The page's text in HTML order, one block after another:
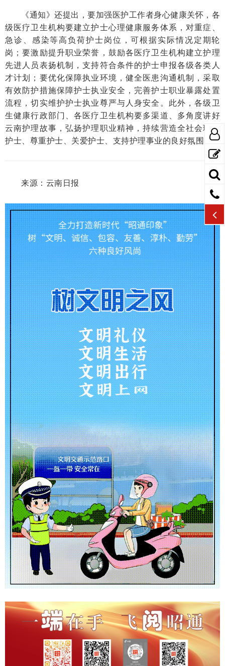
《通知》还提出，要加强医护工作者身心健康关怀，各
级医疗卫生机构要建立护士心理健康服务体系，对重症、
急诊、感染等高负荷护士岗位，可根据实际情况定期轮
岗；要激励提升职业荣誉，鼓励各医疗卫生机构建立护理
先进人员表扬机制，支持符合条件的护士申报各级各类人
才计划；要优化保障执业环境，健全医患沟通机制，采取
有效防护措施保障护士执业安全，完善护士职业暴露处置
流程，切实维护护士执业尊严与人身安全。此外，各级卫
生健康行政部门、各医疗卫生机构要多渠道、多角度讲好
云南护理故事，弘扬护理职业精神，持续营造全社会理解
护士、尊重护士、关爱护士、支持护理事业的良好氛围。
来源：云南日报